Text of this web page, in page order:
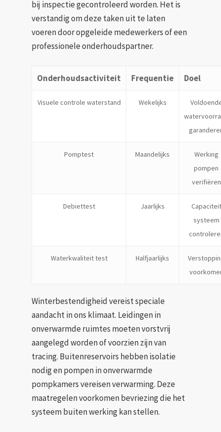
bij inspectie gecontroleerd worden. Het is
verstandig om deze taken uit te laten
voeren door opgeleide medewerkers of een
professionele onderhoudspartner.
Onderhoudsactiviteit Frequentie Doel
Visuele controle waterstand Wekelijks
Pomptest Maandelijks
Werking
pompen
verifiëren
Debiettest Jaarlijks
Capaciteit
systeem
Waterkwaliteit test Halfjaarlijks
Winterbestendigheid vereist speciale
aandacht in ons klimaat. Leidingen in
onverwarmde ruimtes moeten vorstvrij
aangelegd worden of voorzien zijn van
tracing. Buitenreservoirs hebben isolatie
nodig en pompen in onverwarmde
pompkamers vereisen verwarming. Deze
maatregelen voorkomen bevriezing die het
systeem buiten werking kan stellen.